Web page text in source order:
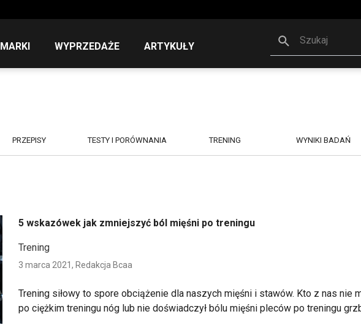
MARKI WYPRZEDAŻE ARTYKUŁY
Szukaj
PRZEPISY TESTY I PORÓWNANIA TRENING WYNIKI BADAŃ
5 wskazówek jak zmniejszyć ból mięśni po treningu
Trening
3 marca 2021, Redakcja Bcaa
Trening siłowy to spore obciążenie dla naszych mięśni i stawów. Kto z nas nie
po ciężkim treningu nóg lub nie doświadczył bólu mięśni pleców po treningu